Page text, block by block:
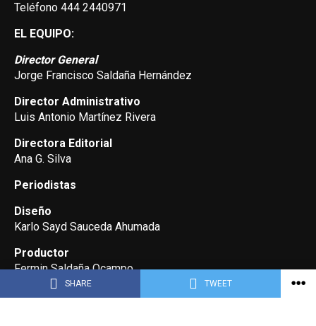
SHARE TWEET
Teléfono 444 2440971
EL EQUIPO:
Director General
Jorge Francisco Saldaña Hernández
Director Administrativo
Luis Antonio Martínez Rivera
Directora Editorial
Ana G. Silva
Periodistas
Diseño
Karlo Sayd Sauceda Ahumada
Productor
Fermin Saldaña Ocampo